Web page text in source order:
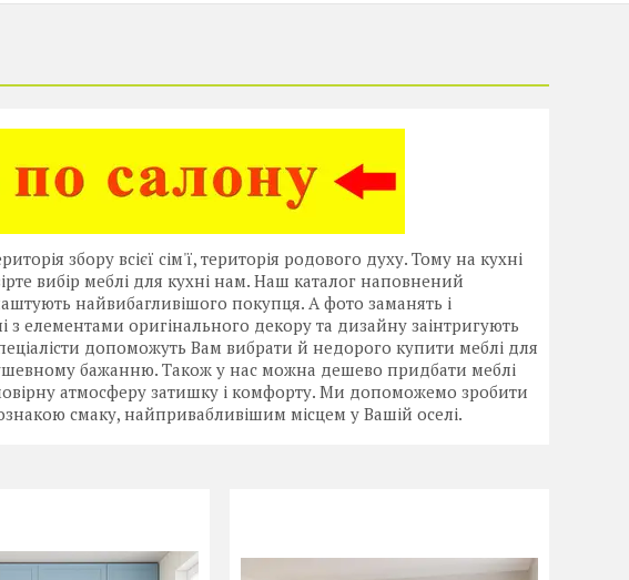
збору всієї сім'ї, територія родового духу. Тому на кухні
вибір меблі для кухні нам. Наш каталог наповнений
найвибагливішого покупця. А фото заманять і
елементами оригінального декору та дизайну заінтригують
допоможуть Вам вибрати й недорого купити меблі для
бажанню. Також у нас можна дешево придбати меблі
атмосферу затишку і комфорту. Ми допоможемо зробити
смаку, найпривабливішим місцем у Вашій оселі.